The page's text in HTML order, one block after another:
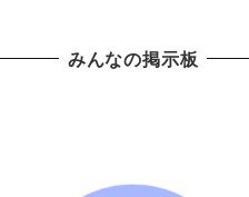
みんなの掲示板